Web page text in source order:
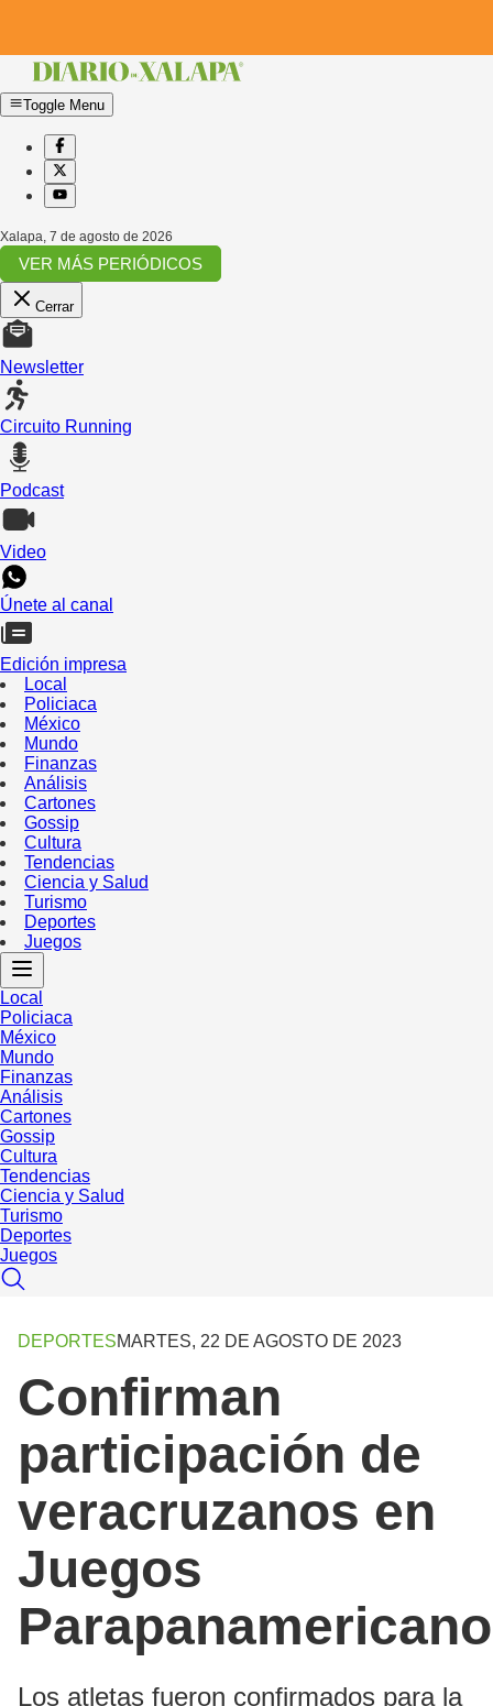
Toggle Menu
Xalapa, 7 de agosto de 2026
VER MÁS PERIÓDICOS
Cerrar
Newsletter
Circuito Running
Podcast
Video
Únete al canal
Edición impresa
Local
Policiaca
México
Mundo
Finanzas
Análisis
Cartones
Gossip
Cultura
Tendencias
Ciencia y Salud
Turismo
Deportes
Juegos
Local
Policiaca
México
Mundo
Finanzas
Análisis
Cartones
Gossip
Cultura
Tendencias
Ciencia y Salud
Turismo
Deportes
Juegos
DEPORTESMARTES, 22 DE AGOSTO DE 2023
Confirman
participación de
veracruzanos en
Juegos
Los atletas fueron confirmados para la